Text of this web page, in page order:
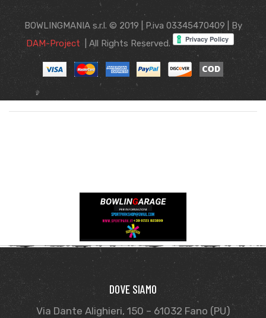
BOWLINGMANIA s.r.l. © 2019 | P.iva 03345470409 | By
DAM-Project | All Rights Reserved.
DOVE SIAMO
Via Dante Alighieri, 150 – 61032 Fano (PU)